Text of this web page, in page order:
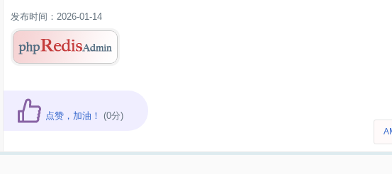
发布时间：2026-01-14
点赞，加油！ (0分)